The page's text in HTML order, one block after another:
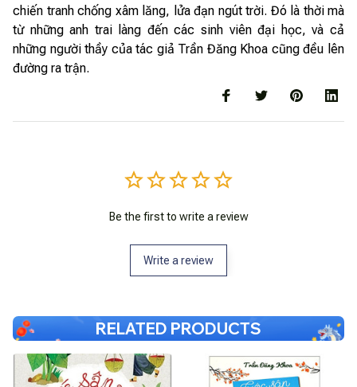
chiến tranh chống xâm lăng, lửa đạn ngút trời. Đó là thời mà
từ những anh trai làng đến các sinh viên đại học, và cả
những người thầy của tác giả Trần Đăng Khoa cũng đều lên
đường ra trận.
Be the first to write a review
Write a review
RELATED PRODUCTS